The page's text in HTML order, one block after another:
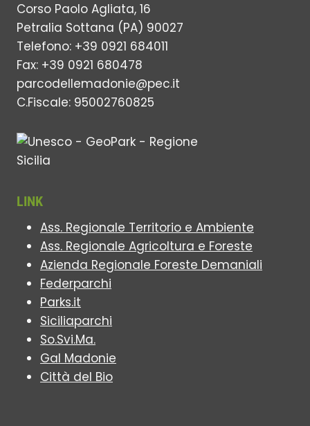
Corso Paolo Agliata, 16
Petralia Sottana (PA) 90027
Telefono: +39 0921 684011
Fax: +39 0921 680478
parcodellemadonie@pec.it
C.Fiscale: 95002760825
LINK
Ass. Regionale Territorio e Ambiente
Ass. Regionale Agricoltura e Foreste
Azienda Regionale Foreste Demaniali
Federparchi
Parks.it
Siciliaparchi
So.Svi.Ma.
Gal Madonie
Città del Bio